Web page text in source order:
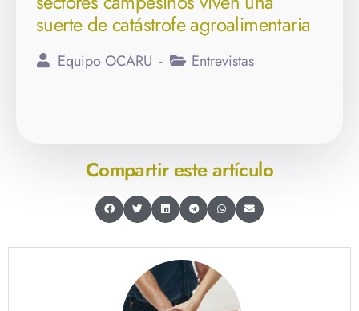
suerte de catástrofe agroalimentaria
Equipo OCARU Entrevistas
Compartir este artículo